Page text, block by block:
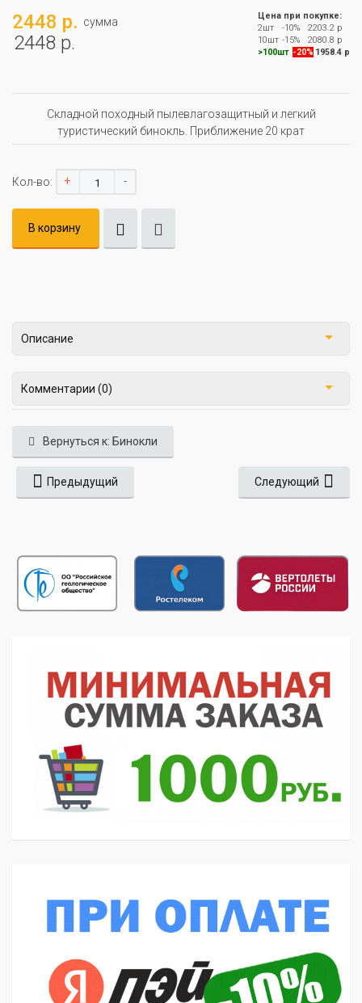
2448 р. сумма
2448 р.
Цена при покупке:
2шт
-10%
2203.2 р
10шт -15%
2080.8 р
>100шт -20% 1958.4 р
Складной походный пылевлагозащитный и легкий
туристический бинокль. Приближение 20 крат
Кол-во: + -
В корзину
Описание
Комментарии (0)
Вернуться к: Бинокли
Предыдущий Следующий